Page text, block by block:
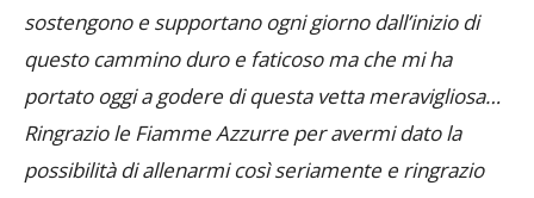
sostengono e supportano ogni giorno dall’inizio di
questo cammino duro e faticoso ma che mi ha
portato oggi a godere di questa vetta meravigliosa…
Ringrazio le Fiamme Azzurre per avermi dato la
possibilità di allenarmi così seriamente e ringrazio